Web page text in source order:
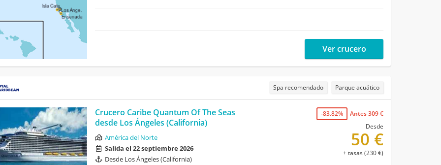
Ver crucero
Spa recomendado Parque acuático
Crucero Caribe Quantum Of The Seas
desde Los Ángeles (California)
América del Norte
Salida el 22 septiembre 2026
Desde Los Ángeles (California)
-83.82%
Antes 309 €
Desde
50 €
+ tasas (230 €)